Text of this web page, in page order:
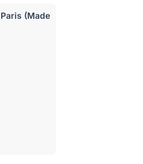
(Made